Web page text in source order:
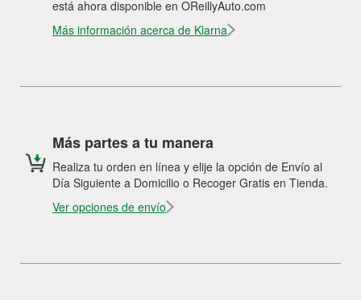
está ahora disponible en OReillyAuto.com
Más información acerca de Klarna
Más partes a tu manera
Realiza tu orden en línea y elije la opción de Envío al
Día Siguiente a Domicilio o Recoger Gratis en Tienda.
Ver opciones de envío